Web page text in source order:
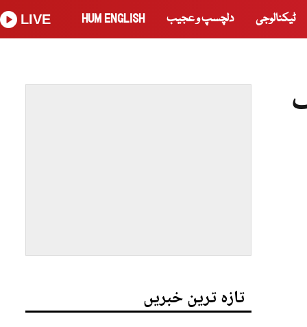
ٹیکنالوجی دلچسپ و عجیب HUM ENGLISH
LIVE
تازہ ترین خبریں